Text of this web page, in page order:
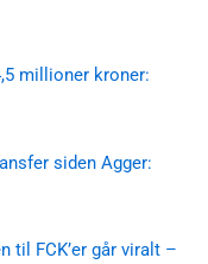
millioner kroner:
siden Agger:
til FCK’er går viralt –